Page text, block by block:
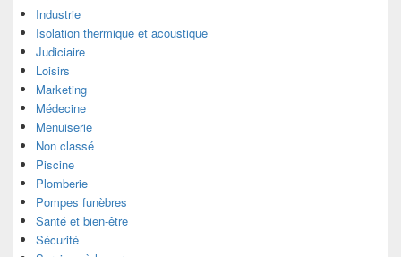
Industrie
Isolation thermique et acoustique
Judiciaire
Loisirs
Marketing
Médecine
Menuiserie
Non classé
Piscine
Plomberie
Pompes funèbres
Santé et bien-être
Sécurité